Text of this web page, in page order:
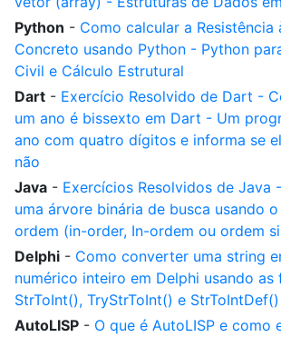
Python - Como calcular a Resistência
Concreto usando Python - Python
Civil e Cálculo Estrutural
Dart - Exercício Resolvido de Dart -
um ano é bissexto em Dart - Um
ano com quatro dígitos e informa se
não
Java - Exercícios Resolvidos de Java
uma árvore binária de busca usando
ordem (in-order, In-ordem ou ordem
Delphi - Como converter uma string
numérico inteiro em Delphi usando as
StrToInt(), TryStrToInt() e StrToIntDef()
AutoLISP - O que é AutoLISP e como